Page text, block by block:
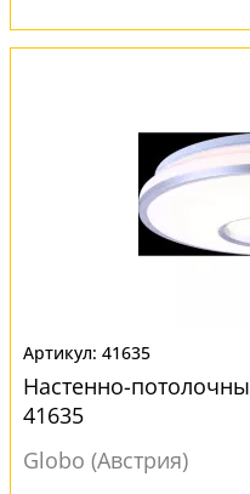
41635
Настенно-
41635
Globo (Австрия)